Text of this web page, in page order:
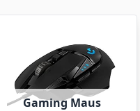
Gaming Maus